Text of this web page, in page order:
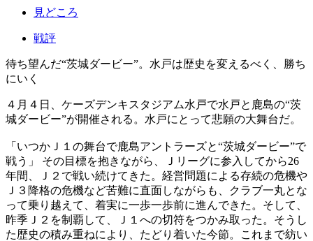
見どころ
戦評
待ち望んだ“茨城ダービー”。水戸は歴史を変えるべく、勝ち
にいく
４月４日、ケーズデンキスタジアム水戸で水戸と鹿島の“茨
城ダービー”が開催される。水戸にとって悲願の大舞台だ。
「いつかＪ１の舞台で鹿島アントラーズと“茨城ダービー”で
戦う」 その目標を抱きながら、Ｊリーグに参入してから26
年間、Ｊ２で戦い続けてきた。経営問題による存続の危機や
Ｊ３降格の危機など苦難に直面しながらも、クラブ一丸とな
って乗り越えて、着実に一歩一歩前に進んできた。そして、
昨季Ｊ２を制覇して、Ｊ１への切符をつかみ取った。そうし
た歴史の積み重ねにより、たどり着いた今節。これまで紡い